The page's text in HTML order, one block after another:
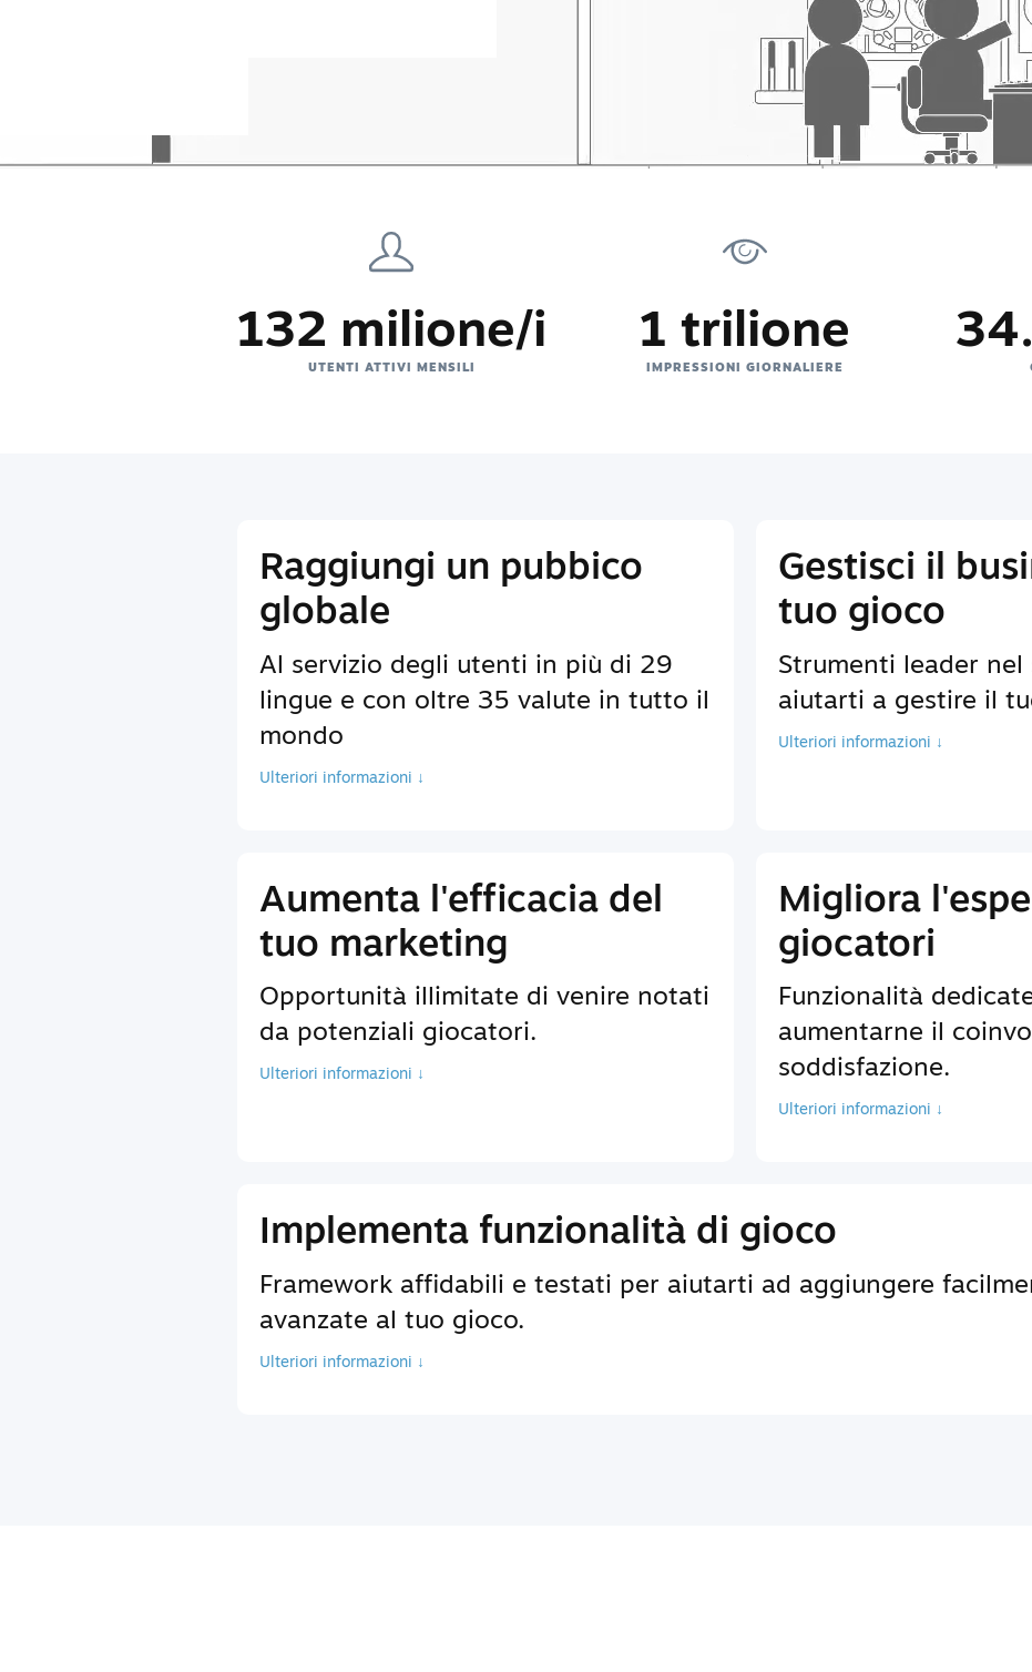
132 milione/i
UTENTI ATTIVI MENSILI
1 trilione
IMPRESSIONI GIORNALIERE
Raggiungi un pubbico
globale
Al servizio degli utenti in più di 29
lingue e con oltre 35 valute in tutto il
mondo
Ulteriori informazioni ↓
Gestisci il
tuo gioco
Strumenti leader
aiutarti a gestire il
Ulteriori informazioni ↓
Aumenta l'efficacia del
tuo marketing
Opportunità illimitate di venire notati
da potenziali giocatori.
Ulteriori informazioni ↓
Migliora
giocatori
Funzionalità
aumentarne il
soddisfazione.
Ulteriori informazioni ↓
Implementa funzionalità di gioco
Framework affidabili e testati per aiutarti ad aggiungere
avanzate al tuo gioco.
Ulteriori informazioni ↓